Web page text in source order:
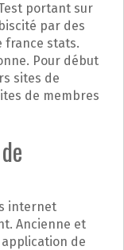
portant sur
par des
france stats.
Pour début
sites de
de membres
internet
Ancienne et
de